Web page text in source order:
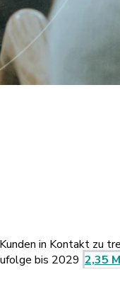
in Kontakt zu
bis 2029 2,35